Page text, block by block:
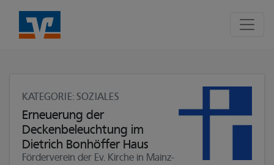
Seite
Klicken Sie, um die Navigation zu überspringen und zum
KATEGORIE: SOZIALES
Erneuerung der
Deckenbeleuchtung im
Dietrich Bonhöffer Haus
Förderverein der Ev. Kirche in Mainz-